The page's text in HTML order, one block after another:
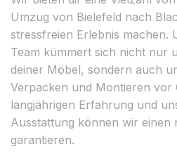
Umzug von Bielefeld nach
stressfreien Erlebnis machen.
Team kümmert sich nicht nur
deiner Möbel, sondern auch
Verpacken und Montieren vor
langjährigen Erfahrung und
Ausstattung können wir einen
garantieren.